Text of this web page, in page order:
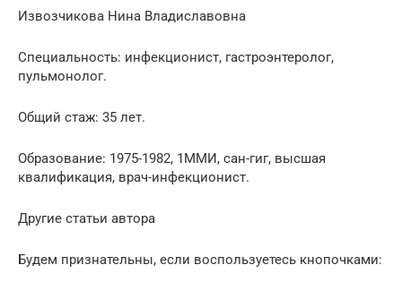
Извозчикова Нина Владиславовна
Специальность: инфекционист, гастроэнтеролог,
пульмонолог.
Общий стаж: 35 лет.
Образование: 1975-1982, 1ММИ, сан-гиг, высшая
квалификация, врач-инфекционист.
Другие статьи автора
Будем признательны, если воспользуетесь кнопочками: